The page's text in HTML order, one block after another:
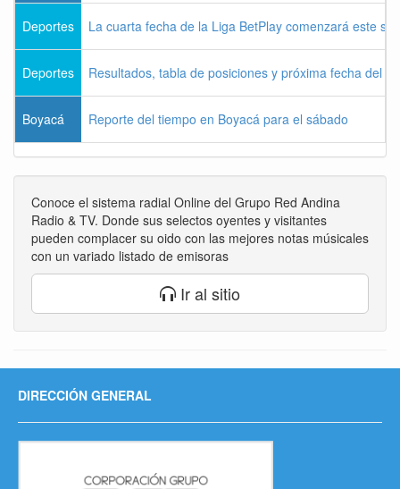
Deportes La cuarta fecha de la Liga BetPlay comenzará este
Deportes Resultados, tabla de posiciones y próxima fecha del
Boyacá Reporte del tiempo en Boyacá para el sábado
Conoce el sistema radial Online del Grupo Red Andina
Radio & TV. Donde sus selectos oyentes y visitantes
pueden complacer su oido con las mejores notas músicales
con un variado listado de emisoras
Ir al sitio
DIRECCIÓN GENERAL